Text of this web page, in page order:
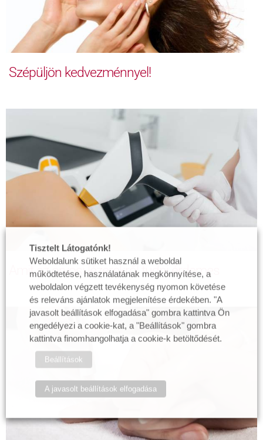
Szépüljön kedvezménnyel!
Amit az orvosi lézerekről tudni érdemes
Tisztelt Látogatónk!
Weboldalunk sütiket használ a weboldal
működtetése, használatának megkönnyítése, a
weboldalon végzett tevékenység nyomon követése
és releváns ajánlatok megjelenítése érdekében. "A
javasolt beállítások elfogadása" gombra kattintva Ön
engedélyezi a cookie-kat, a "Beállítások" gombra
kattintva finomhangolhatja a cookie-k betöltődését.
Beállítások
A javasolt beállítások elfogadása